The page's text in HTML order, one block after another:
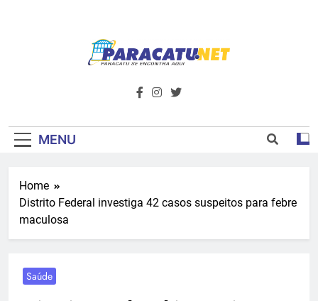
Paracatu.net –
Notícias E
Primeiro Do
além de tudo sobre esportes e
MENU
Home
Distrito Federal investiga 42 casos suspeitos para febre
maculosa
Saúde